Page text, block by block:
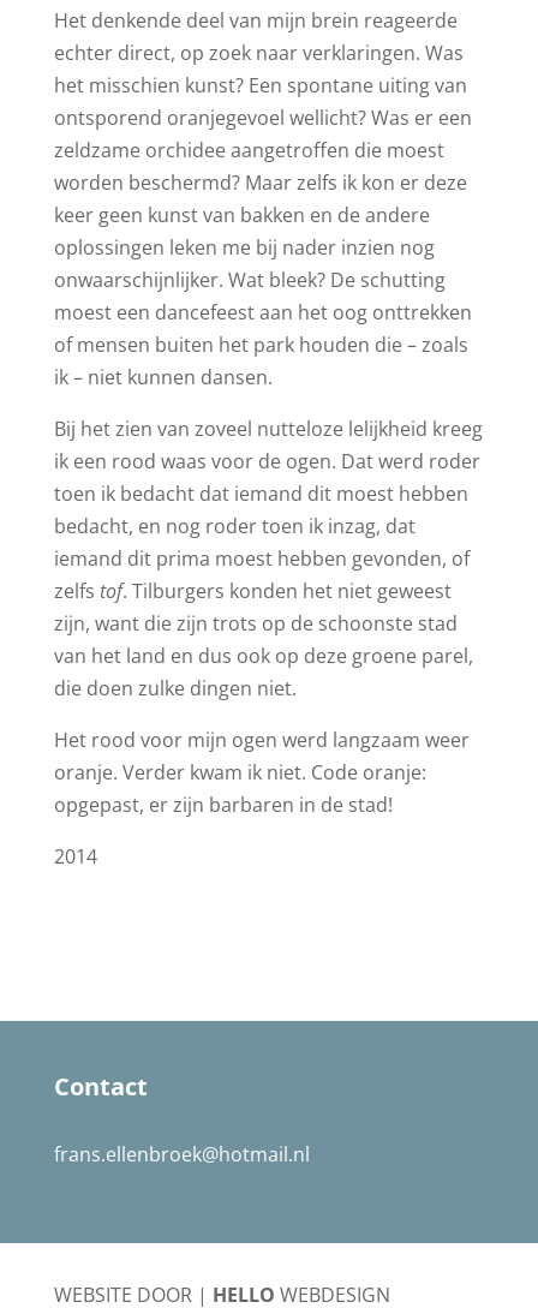
Het denkende deel van mijn brein reageerde
echter direct, op zoek naar verklaringen. Was
het misschien kunst? Een spontane uiting van
ontsporend oranjegevoel wellicht? Was er een
zeldzame orchidee aangetroffen die moest
worden beschermd? Maar zelfs ik kon er deze
keer geen kunst van bakken en de andere
oplossingen leken me bij nader inzien nog
onwaarschijnlijker. Wat bleek? De schutting
moest een dancefeest aan het oog onttrekken
of mensen buiten het park houden die – zoals
ik – niet kunnen dansen.
Bij het zien van zoveel nutteloze lelijkheid kreeg
ik een rood waas voor de ogen. Dat werd roder
toen ik bedacht dat iemand dit moest hebben
bedacht, en nog roder toen ik inzag, dat
iemand dit prima moest hebben gevonden, of
zelfs tof. Tilburgers konden het niet geweest
zijn, want die zijn trots op de schoonste stad
van het land en dus ook op deze groene parel,
die doen zulke dingen niet.
Het rood voor mijn ogen werd langzaam weer
oranje. Verder kwam ik niet. Code oranje:
opgepast, er zijn barbaren in de stad!
2014
Contact
frans.ellenbroek@hotmail.nl
WEBSITE DOOR | HELLO WEBDESIGN